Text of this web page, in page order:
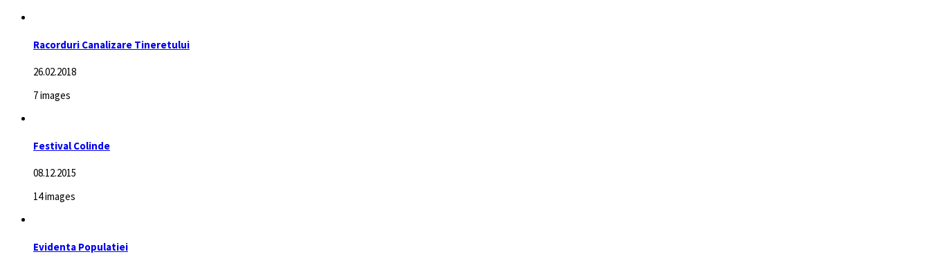
Racorduri Canalizare Tineretului
26.02.2018
7 images
Festival Colinde
08.12.2015
14 images
Evidenta Populatiei